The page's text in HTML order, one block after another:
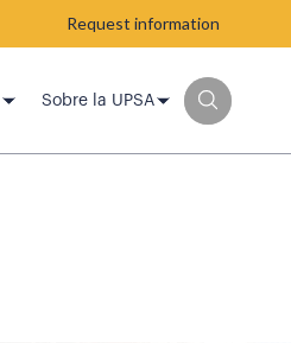
Request information
Sobre la UPSA